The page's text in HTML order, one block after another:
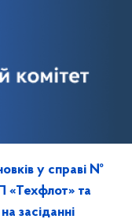
у справі №
та
засіданні